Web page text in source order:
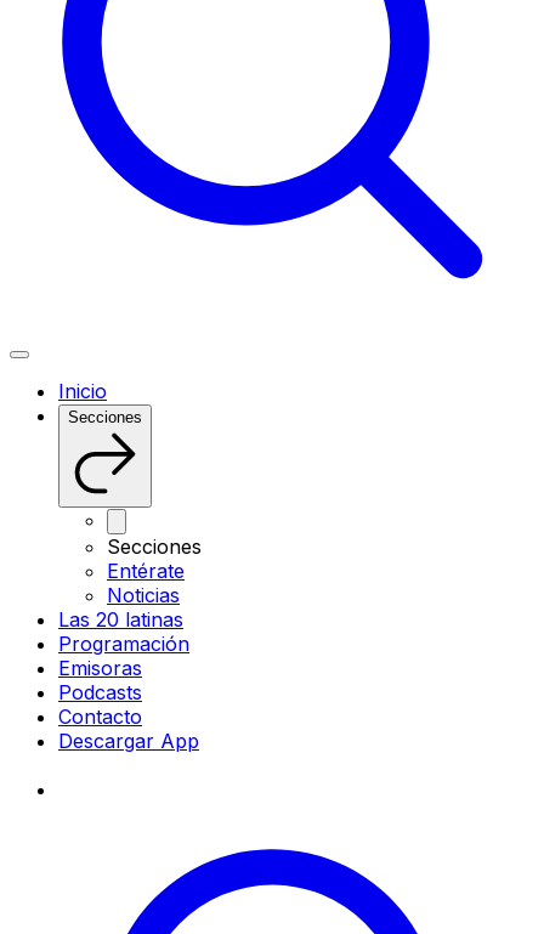
Inicio
Secciones
Secciones
Entérate
Noticias
Las 20 latinas
Programación
Emisoras
Podcasts
Contacto
Descargar App